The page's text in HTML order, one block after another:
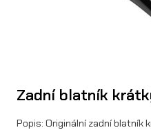
Zadní blatník
Popis: Originální zadní blatník